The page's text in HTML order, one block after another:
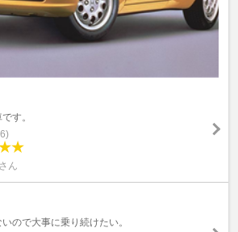
す。
ん
ので大事に乗り続けたい。